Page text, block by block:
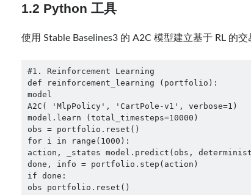
1.2 Python 工具
使用 Stable Baselines3 的 A2C 模型建立基于 RL 的交
#1. Reinforcement Learning
def reinforcement_learning (portfolio):
model
A2C( 'MlpPolicy', 'CartPole-v1', verbose=1)
model.learn (total_timesteps=10000)
obs = portfolio.reset()
for i in range(1000):
action, _states model.predict(obs,
done, info = portfolio.step(action)
if done:
obs portfolio.reset()